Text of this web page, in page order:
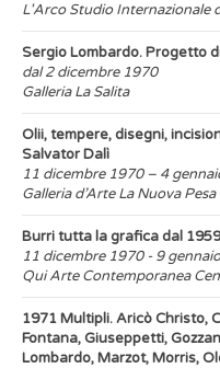
L'Arco Studio Internazionale
Sergio Lombardo. Progetto
dal 2 dicembre 1970
Galleria La Salita
Olii, tempere, disegni,
Salvator Dalì
11 dicembre 1970 – 4
Galleria d’Arte La Nuova Pesa
Burri tutta la grafica dal
11 dicembre 1970 - 9
Qui Arte Contemporanea
1971 Multipli. Aricò Christo,
Fontana, Giuseppetti,
Lombardo, Marzot, Morris,